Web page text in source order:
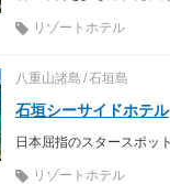
リゾートホテル
八重山諸島 石垣島
石垣シーサイドホテル
リゾートホテル